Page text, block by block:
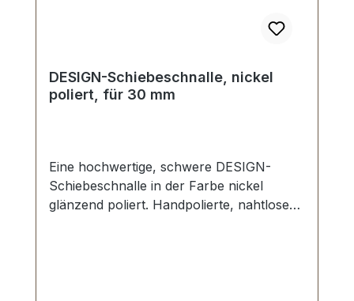
DESIGN-Schiebeschnalle, nickel
poliert, für 30 mm
Eine hochwertige, schwere DESIGN-
Schiebeschnalle in der Farbe nickel
glänzend poliert. Handpolierte, nahtlose